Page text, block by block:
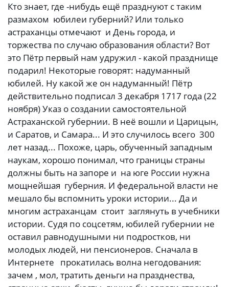
Кто знает, где -нибудь ещё празднуют с таким
размахом юбилеи губерний? Или только
астраханцы отмечают и День города, и
торжества по случаю образования области? Вот
это Пётр первый нам удружил - какой празднище
подарил! Некоторые говорят: надуманный
юбилей. Ну какой же он надуманный! Пётр
действительно подписал 3 декабря 1717 года (22
ноября) Указ о создании самостоятельной
Астраханской губернии. В неё вошли и Царицын,
и Саратов, и Самара... И это случилось всего 300
лет назад... Похоже, царь, обученный западным
наукам, хорошо понимал, что границы страны
должны быть на запоре и на юге России нужна
мощнейшая губерния. И федеральной власти не
мешало бы вспомнить уроки истории... Да и
многим астраханцам стоит заглянуть в учебники
истории. Судя по соцсетям, юбилей губернии не
оставил равнодушными ни подростков, ни
молодых людей, ни пенсионеров. Сначала в
Интернете прокатилась волна негодования:
зачем , мол, тратить деньги на празднества,